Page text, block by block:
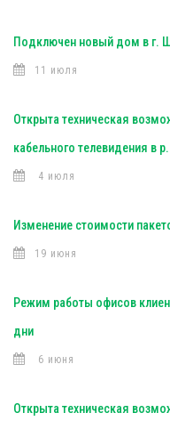
Подключен новый дом в г.
11 июля
Открыта техническая
кабельного телевидения в
4 июля
Изменение стоимости
19 июня
Режим работы офисов
дни
6 июня
Открыта техническая